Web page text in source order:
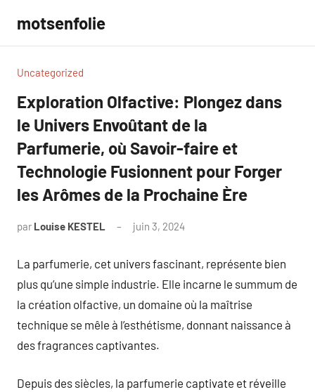
contenu
motsenfolie
Uncategorized
Exploration Olfactive: Plongez dans
le Univers Envoûtant de la
Parfumerie, où Savoir-faire et
Technologie Fusionnent pour Forger
les Arômes de la Prochaine Ère
par Louise KESTEL juin 3, 2024
La parfumerie, cet univers fascinant, représente bien
plus qu’une simple industrie. Elle incarne le summum de
la création olfactive, un domaine où la maîtrise
technique se mêle à l’esthétisme, donnant naissance à
des fragrances captivantes.
Depuis des siècles, la parfumerie captivate et réveille